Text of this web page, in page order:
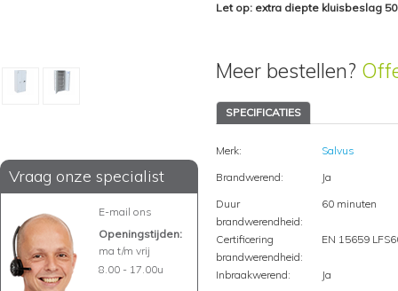
Vraag onze specialist
E-mail ons
Openingstijden:
ma t/m vrij
8.00 - 17.00u
Let op: extra diepte kluisbeslag
Meer bestellen?
SPECIFICATIES
Merk:
Salvus
Brandwerend:
Ja
Duur
brandwerendheid:
60 minuten
Certificering
brandwerendheid:
EN 15659
Inbraakwerend:
Ja